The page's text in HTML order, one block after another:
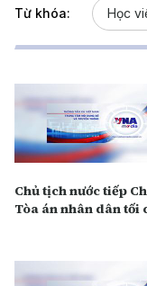
Từ khóa: Học
Chủ tịch nước tiếp
Tòa án nhân dân tối